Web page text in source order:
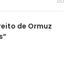
de Ormuz